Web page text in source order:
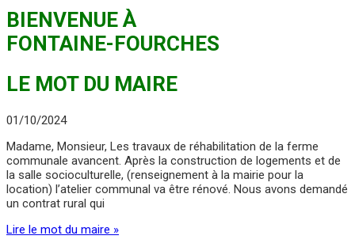
BIENVENUE À
FONTAINE-FOURCHES
LE MOT DU MAIRE
01/10/2024
Madame, Monsieur, Les travaux de réhabilitation de la ferme
communale avancent. Après la construction de logements et de
la salle socioculturelle, (renseignement à la mairie pour la
location) l’atelier communal va être rénové. Nous avons demandé
un contrat rural qui
Lire le mot du maire »